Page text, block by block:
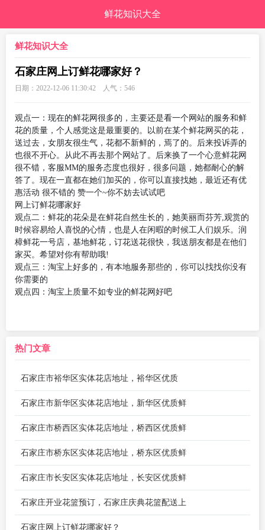
鲜花知识大全
鲜花知识大全
石家庄网上订鲜花哪家好？
日期：2022-12-06 11:30:42 人气： 546
观点一：现在的鲜花网很多的，主要还是看一个网站的服务和鲜
花的质量，个人感觉这是最重要的。以前在某个鲜花网买的花，
送过去，女朋友很生气，花都不新鲜的，焉了的。后来投诉弄的
也很不开心。从此不再去那个网站了。后来换了一个心意鲜花网
很不错，客服MM的服务态度也很好，很多问题，她都耐心的解
答了。现在一直都在她们加买的，你可以直接找她，最近还有优
惠活动 很不错的 赞一个~你不妨去试试吧
网上订鲜花哪家好
观点二：鲜花的花朵是在鲜花自然生长的，她美丽而芬芳,观赏的
时候容易给人喜悦的心情，也是人在闲暇的时候工人们娱乐。润
樟鲜花一号店，基地鲜花，订花送花很快，我送朋友都是在他们
家买。希望对你有帮助哦!
观点三：淘宝上好多的，有本地服务那些的，你可以找找你没有
你需要的
观点四：淘宝上质量不如专业的鲜花网好吧
热门文章
石家庄市裕华区实体花店地址，裕华区优质
石家庄市新华区实体花店地址，新华区优质鲜
石家庄市桥西区实体花店地址，桥西区优质鲜
石家庄市桥东区实体花店地址，桥东区优质鲜
石家庄市长安区实体花店地址，长安区优质鲜
石家庄开业花篮预订，石家庄庆典花篮配送上
石家庄网上订鲜花哪家好？